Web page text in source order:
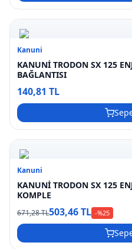
Kanuni
KANUNİ TRODON SX 125
BAĞLANTISI
140,81 TL
Kanuni
KANUNİ TRODON SX 125
KOMPLE
671,28 TL503,46 TL -%25